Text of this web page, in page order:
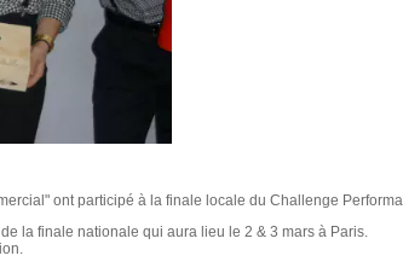
ont participé à la finale locale du Challenge
la finale nationale qui aura lieu le 2 & 3 mars à Paris.